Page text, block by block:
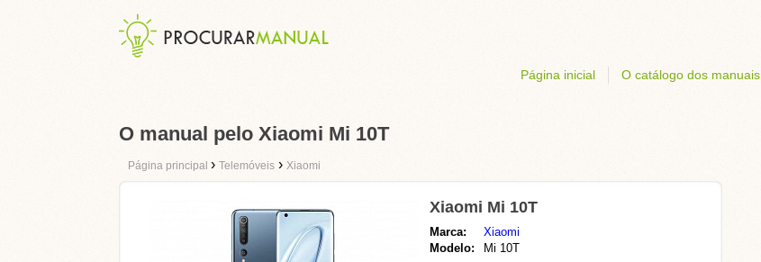
Página inicial O catálogo dos manuais
O manual pelo Xiaomi Mi 10T
Página principal › Telemóveis › Xiaomi
Xiaomi Mi 10T
Marca:
Xiaomi
Modelo:
Mi 10T